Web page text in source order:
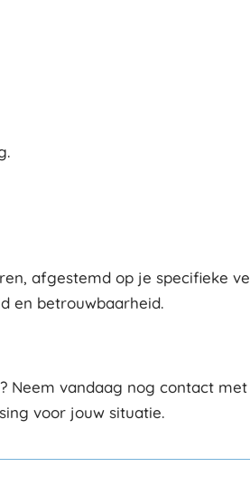
afgestemd op je specifieke
en betrouwbaarheid.
vandaag nog contact
voor jouw situatie.